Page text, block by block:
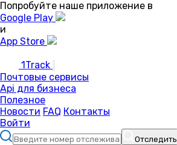
Попробуйте наше приложение в
Google Play
и
App Store
1Track
Почтовые сервисы
Api для бизнеса
Полезное
Новости FAQ Контакты
Войти
Отследить